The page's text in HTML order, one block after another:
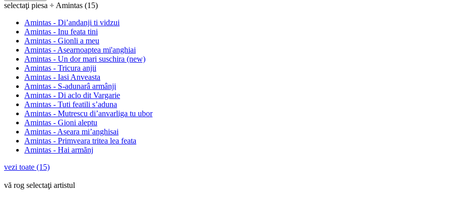
selectaţi piesa ÷ Amintas (15)
Amintas - Di’andanji ti vidzui
Amintas - Inu feata tini
Amintas - Gionli a meu
Amintas - Asearnoaptea mi'anghiai
Amintas - Un dor mari suschira (new)
Amintas - Tricura anjii
Amintas - Iasi Anveasta
Amintas - S-adunarâ armânji
Amintas - Di aclo dit Vargarie
Amintas - Tuti featili s’aduna
Amintas - Mutrescu di’anvarliga tu ubor
Amintas - Gioni aleptu
Amintas - Aseara mi’anghisai
Amintas - Primveara tritea lea feata
Amintas - Hai armãnj
vezi toate (15)
vă rog selectaţi artistul